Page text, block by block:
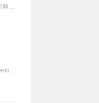
最近有一部电视剧叫《创业时代》。 基本故事就是这样的。 主人公发明了社会交流app。 我相信这将诞生一笔有价值的大生意。 经过许多周折和苦难，最后每场梦都成功了。 自从国内
最近，清华大学技术孵化的北京清雷科技企业推出了毫米波雷达智能探测方案。 到目前为止，清雷科技在第三届中国国家进口博览会上与infineon合作推出的生命体征监测雷达方案引起了